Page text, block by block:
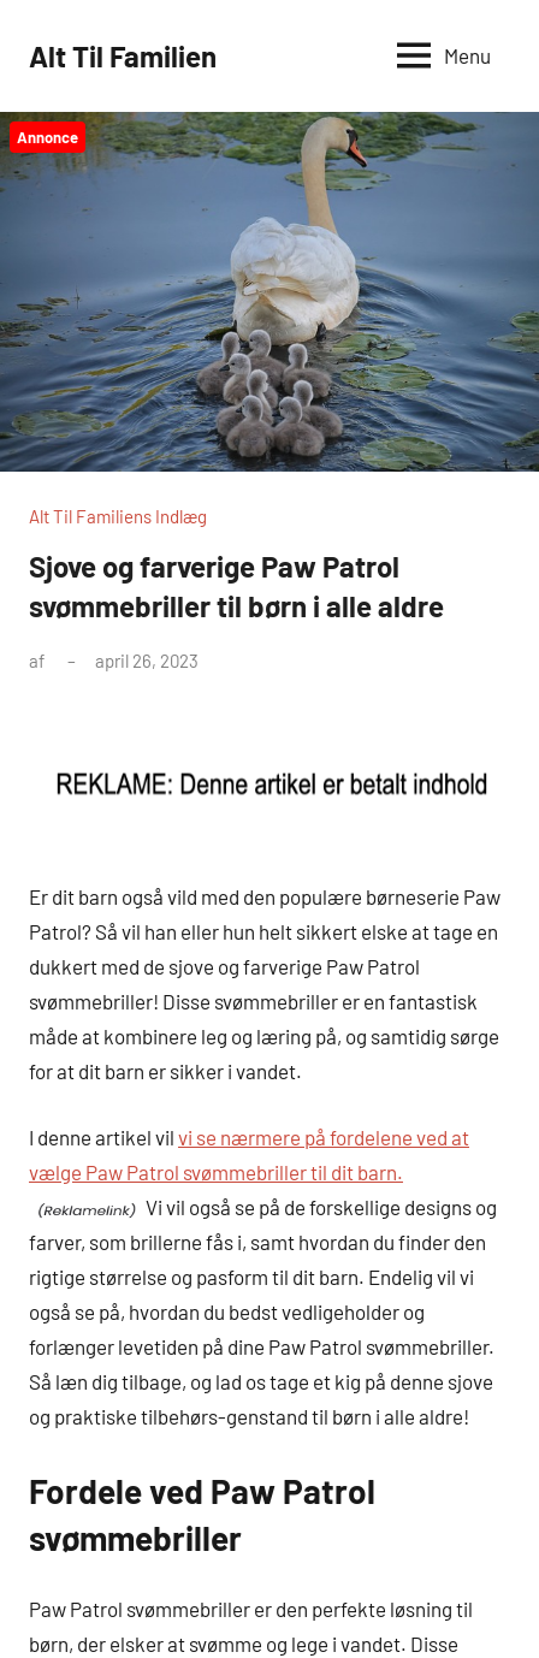
Alt Til Familien Menu
Annonce
Alt Til Familiens Indlæg
Sjove og farverige Paw Patrol
svømmebriller til børn i alle aldre
af april 26, 2023
Er dit barn også vild med den populære børneserie Paw
Patrol? Så vil han eller hun helt sikkert elske at tage en
dukkert med de sjove og farverige Paw Patrol
svømmebriller! Disse svømmebriller er en fantastisk
måde at kombinere leg og læring på, og samtidig sørge
for at dit barn er sikker i vandet.
I denne artikel vil vi se nærmere på fordelene ved at
vælge Paw Patrol svømmebriller til dit barn.
Vi vil også se på de forskellige designs og
farver, som brillerne fås i, samt hvordan du finder den
rigtige størrelse og pasform til dit barn. Endelig vil vi
også se på, hvordan du bedst vedligeholder og
forlænger levetiden på dine Paw Patrol svømmebriller.
Så læn dig tilbage, og lad os tage et kig på denne sjove
og praktiske tilbehørs-genstand til børn i alle aldre!
Fordele ved Paw Patrol
svømmebriller
Paw Patrol svømmebriller er den perfekte løsning til
børn, der elsker at svømme og lege i vandet. Disse